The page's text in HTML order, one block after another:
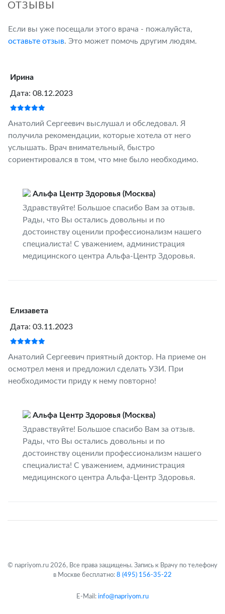
ОТЗЫВЫ
Если вы уже посещали этого врача - пожалуйста,
оставьте отзыв. Это может помочь другим людям.
Ирина
Дата: 08.12.2023
Анатолий Сергеевич выслушал и обследовал. Я
получила рекомендации, которые хотела от него
услышать. Врач внимательный, быстро
сориентировался в том, что мне было необходимо.
Альфа Центр Здоровья (Москва)
Здравствуйте! Большое спасибо Вам за отзыв.
Рады, что Вы остались довольны и по
достоинству оценили профессионализм нашего
специалиста! С уважением, администрация
медицинского центра Альфа-Центр Здоровья.
Елизавета
Дата: 03.11.2023
Анатолий Сергеевич приятный доктор. На приеме он
осмотрел меня и предложил сделать УЗИ. При
необходимости приду к нему повторно!
Альфа Центр Здоровья (Москва)
Здравствуйте! Большое спасибо Вам за отзыв.
Рады, что Вы остались довольны и по
достоинству оценили профессионализм нашего
специалиста! С уважением, администрация
медицинского центра Альфа-Центр Здоровья.
© napriyom.ru 2026, Все права защищены. Запись к Врачу по телефону
в Москве бесплатно: 8 (495) 156-35-22
E-Mail: info@napriyom.ru